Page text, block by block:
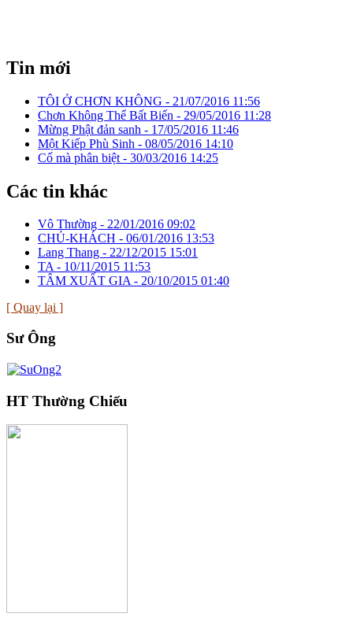
Tin mới
TÔI Ở CHƠN KHÔNG - 21/07/2016 11:56
Chơn Không Thể Bất Biến - 29/05/2016 11:28
Mừng Phật đản sanh - 17/05/2016 11:46
Một Kiếp Phù Sinh - 08/05/2016 14:10
Cố mà phân biệt - 30/03/2016 14:25
Các tin khác
Vô Thường - 22/01/2016 09:02
CHỦ-KHÁCH - 06/01/2016 13:53
Lang Thang - 22/12/2015 15:01
TA - 10/11/2015 11:53
TÂM XUẤT GIA - 20/10/2015 01:40
[ Quay lại ]
Sư Ông
HT Thường Chiếu